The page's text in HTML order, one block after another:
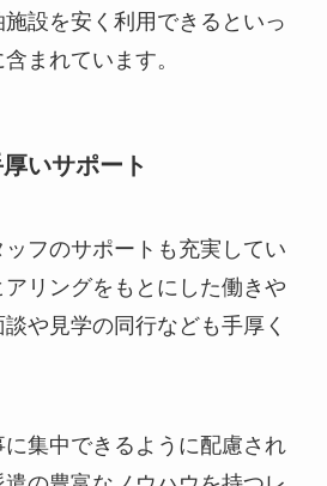
設を安く利用できるといっ
まれています。
いサポート
フのサポートも充実してい
リングをもとにした働きや
や見学の同行なども手厚く
集中できるように配慮され